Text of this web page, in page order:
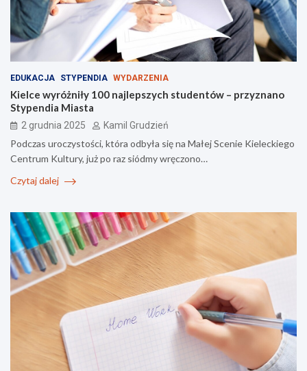
EDUKACJA STYPENDIA WYDARZENIA
Kielce wyróżniły 100 najlepszych studentów – przyznano
Stypendia Miasta
2 grudnia 2025 Kamil Grudzień
Podczas uroczystości, która odbyła się na Małej Scenie Kieleckiego
Centrum Kultury, już po raz siódmy wręczono…
Czytaj dalej